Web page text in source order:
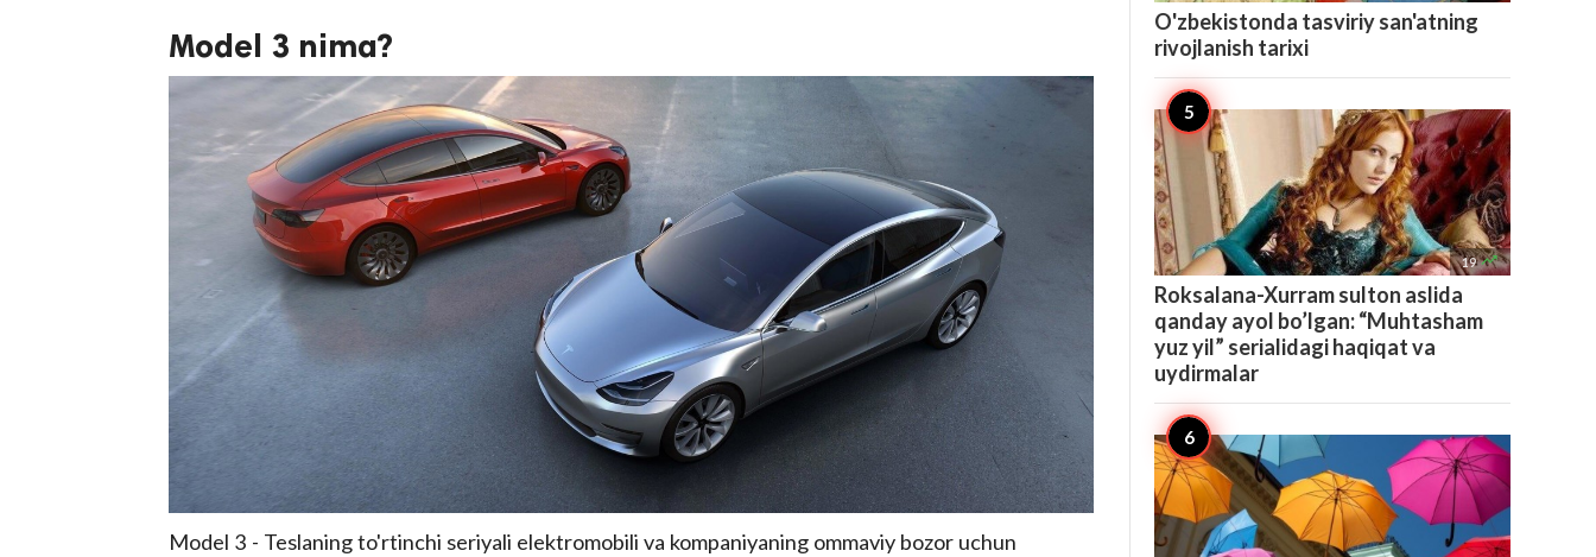
Model 3 nima?
Model 3 - Teslaning to'rtinchi seriyali elektromobili va kompaniyaning ommaviy bozor uchun
O'zbekistonda tasviriy san'atning
rivojlanish tarixi
19 
Roksalana-Xurram sulton aslida
qanday ayol bo’lgan: “Muhtasham
yuz yil” serialidagi haqiqat va
uydirmalar